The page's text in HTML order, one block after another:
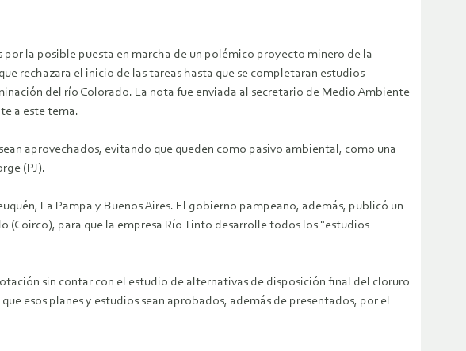
la posible puesta en marcha de un polémico proyecto minero de la
rechazara el inicio de las tareas hasta que se completaran estudios
del río Colorado. La nota fue enviada al secretario de Medio Ambiente
a este tema.
aprovechados, evitando que queden como pasivo ambiental, como una
(PJ).
La Pampa y Buenos Aires. El gobierno pampeano, además, publicó un
para que la empresa Río Tinto desarrolle todos los "estudios
sin contar con el estudio de alternativas de disposición final del cloruro
esos planes y estudios sean aprobados, además de presentados, por el